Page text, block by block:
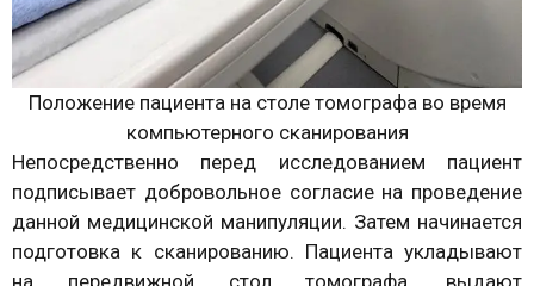
Положение пациента на столе томографа во время
компьютерного сканирования
Непосредственно перед исследованием пациент
подписывает добровольное согласие на проведение
данной медицинской манипуляции. Затем начинается
подготовка к сканированию. Пациента укладывают